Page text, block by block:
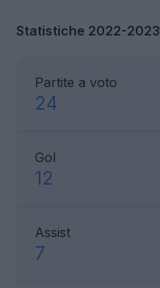
Statistiche 2022-2023
Partite a voto
24
Gol
12
Assist
7